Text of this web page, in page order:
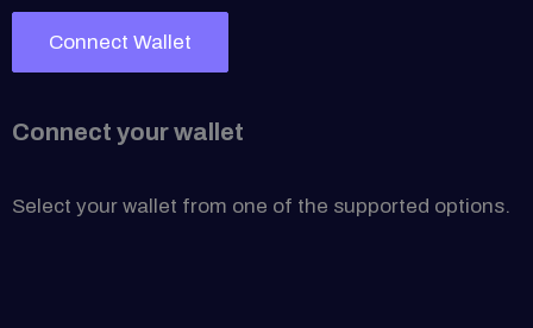
Connect Wallet
Connect your wallet
Select your wallet from one of the supported options.